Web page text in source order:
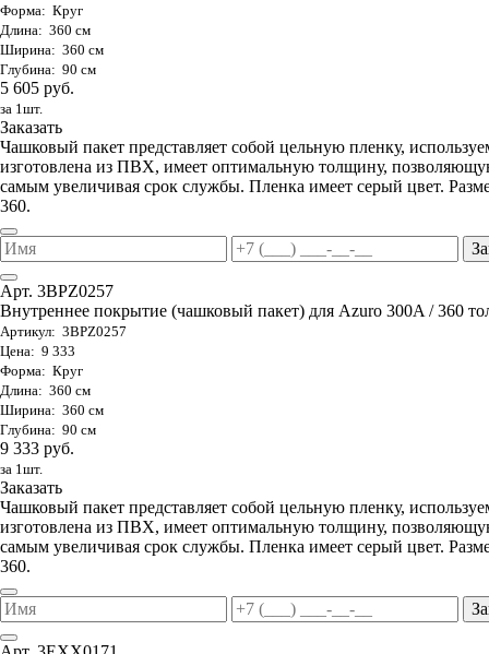
Форма: Круг
Длина: 360 см
Ширина: 360 см
Глубина: 90 см
5 605 руб.
за 1шт.
Заказать
Чашковый пакет представляет собой цельную пленку,
изготовлена из ПВХ, имеет оптимальную толщину,
самым увеличивая срок службы. Пленка имеет серый цвет.
360.
Арт. 3BPZ0257
Внутреннее покрытие (чашковый пакет) для Azuro 300A / 360
Артикул: 3BPZ0257
Цена: 9 333
Форма: Круг
Длина: 360 см
Ширина: 360 см
Глубина: 90 см
9 333 руб.
за 1шт.
Заказать
Чашковый пакет представляет собой цельную пленку,
изготовлена из ПВХ, имеет оптимальную толщину,
самым увеличивая срок службы. Пленка имеет серый цвет.
360.